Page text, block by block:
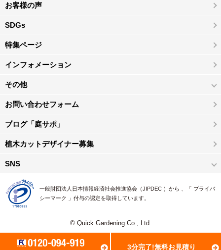
3分完了!無料お見積り
お客様の声
SDGs
特集ページ
インフォメーション
その他
お問い合わせフォーム
ブログ「庭サポ」
植木カットデザイナー募集
SNS
一般財団法人日本情報経済社会推進協会（JIPDEC ）から 、「 プライバ
シーマーク 」付与の認定を取得しています。
© Quick Gardening Co., Ltd.